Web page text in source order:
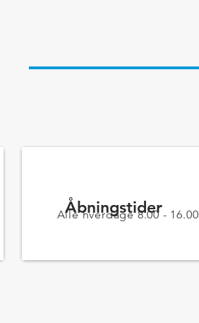
Åbningstider
Alle hverdage 8.00 - 16.00